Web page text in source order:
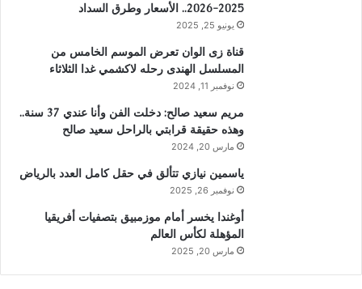
2025-2026.. الأسعار وطرق السداد
يونيو 25, 2025
قناة زى الوان تعرض الموسم الخامس من
المسلسل الهندى رحله لاكشمي غدا الثلاثاء
نوفمبر 11, 2024
مريم سعيد صالح: دخلت الفن وأنا عندي 37 سنة..
وهذه حقيقة قرابتي بالراحل سعيد صالح
مارس 20, 2024
ياسمين نيازي تتألق في حقل كامل العدد بالرياض
نوفمبر 26, 2025
أوغندا يخسر أمام موزمبيق بتصفيات أفريقيا
المؤهلة لكأس العالم
مارس 20, 2025